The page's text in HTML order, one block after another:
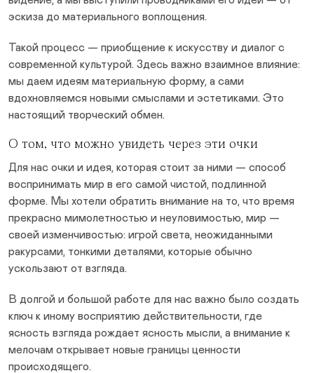
эскиза до материального воплощения.
Такой процесс — приобщение к искусству и диалог с
современной культурой. Здесь важно взаимное влияние:
мы даем идеям материальную форму, а сами
вдохновляемся новыми смыслами и эстетиками. Это
настоящий творческий обмен.
О том, что можно увидеть через эти очки
Для нас очки и идея, которая стоит за ними — способ
воспринимать мир в его самой чистой, подлинной
форме. Мы хотели обратить внимание на то, что время
прекрасно мимолетностью и неуловимостью, мир —
своей изменчивостью: игрой света, неожиданными
ракурсами, тонкими деталями, которые обычно
ускользают от взгляда.
В долгой и большой работе для нас важно было создать
ключ к иному восприятию действительности, где
ясность взгляда рождает ясность мысли, а внимание к
мелочам открывает новые границы ценности
происходящего.